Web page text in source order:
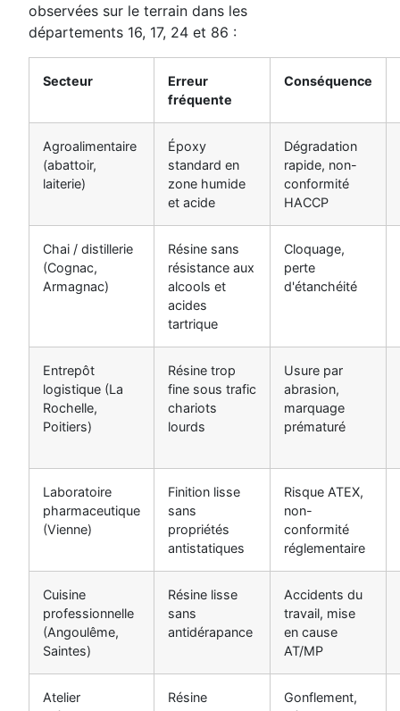
observées sur le terrain dans les
départements 16, 17, 24 et 86 :
Secteur
Erreur
fréquente
Conséquence
Agroalimentaire
(abattoir,
laiterie)
Époxy
standard en
zone humide
et acide
Dégradation
rapide, non-
conformité
HACCP
Chai / distillerie
(Cognac,
Armagnac)
Résine sans
résistance aux
alcools et
acides
tartrique
Cloquage,
perte
d'étanchéité
Entrepôt
logistique (La
Rochelle,
Poitiers)
Résine trop
fine sous trafic
chariots
lourds
Usure par
abrasion,
marquage
prématuré
Laboratoire
pharmaceutique
(Vienne)
Finition lisse
sans
propriétés
antistatiques
Risque ATEX,
non-
conformité
réglementaire
Cuisine
professionnelle
(Angoulême,
Saintes)
Résine lisse
sans
antidérapance
Accidents du
travail, mise
en cause
AT/MP
Atelier
Résine
Gonflement,